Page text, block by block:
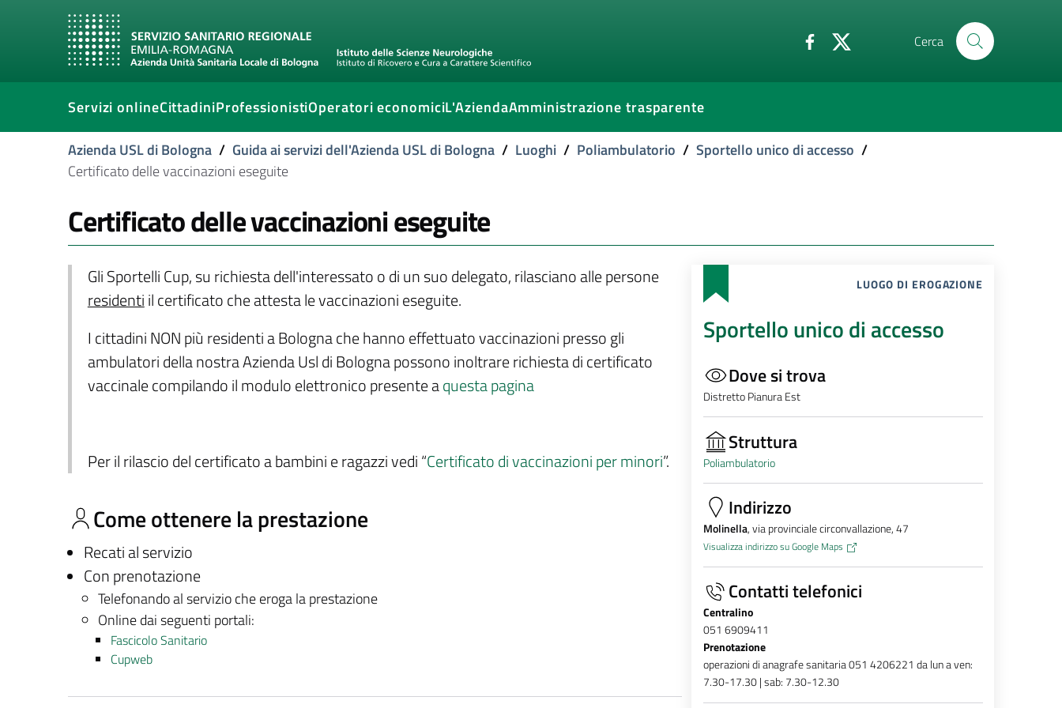
Cerca
Servizi onlineCittadiniProfessionistiOperatori economiciL'AziendaAmministrazione trasparente
Azienda USL di Bologna / Guida ai servizi dell'Azienda USL di Bologna / Luoghi / Poliambulatorio / Sportello unico di accesso /
Certificato delle vaccinazioni eseguite
Certificato delle vaccinazioni eseguite
Gli Sportelli Cup, su richiesta dell'interessato o di un suo delegato, rilasciano alle persone
residentiil certificato che attesta le vaccinazioni eseguite.
I cittadini NON più residenti a Bologna che hanno effettuato vaccinazioni presso gli
ambulatori della nostra Azienda Usl di Bologna possono inoltrare richiesta di certificato
vaccinale compilando il modulo elettronico presente aquesta pagina
Per il rilascio del certificato a bambini e ragazzi vedi “Certificato di vaccinazioni per minori”.
Come ottenere la prestazione
Recati al servizio
Con prenotazione
Telefonando al servizio che eroga la prestazione
Online dai seguenti portali:
Fascicolo Sanitario
Cupweb
LUOGO DI EROGAZIONE
Sportello unico di accesso
Dove si trova
Distretto Pianura Est
Struttura
Poliambulatorio
Indirizzo
Molinella, via provinciale circonvallazione, 47
Visualizza indirizzo su Google Maps
Contatti telefonici
Centralino
051 6909411
Prenotazione
operazioni di anagrafe sanitaria 051 4206221 da lun a ven:
7.30-17.30 | sab: 7.30-12.30